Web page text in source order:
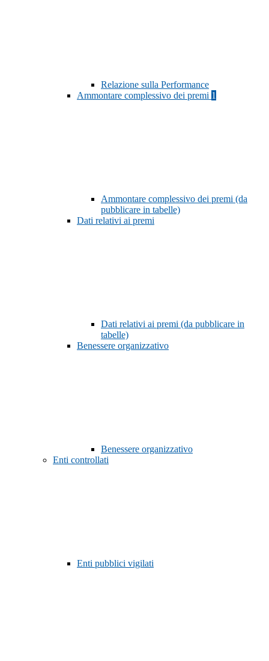
Relazione sulla Performance
Ammontare complessivo dei premi 1
Ammontare complessivo dei premi (da
pubblicare in tabelle)
Dati relativi ai premi
Dati relativi ai premi (da pubblicare in
tabelle)
Benessere organizzativo
Benessere organizzativo
Enti controllati
Enti pubblici vigilati